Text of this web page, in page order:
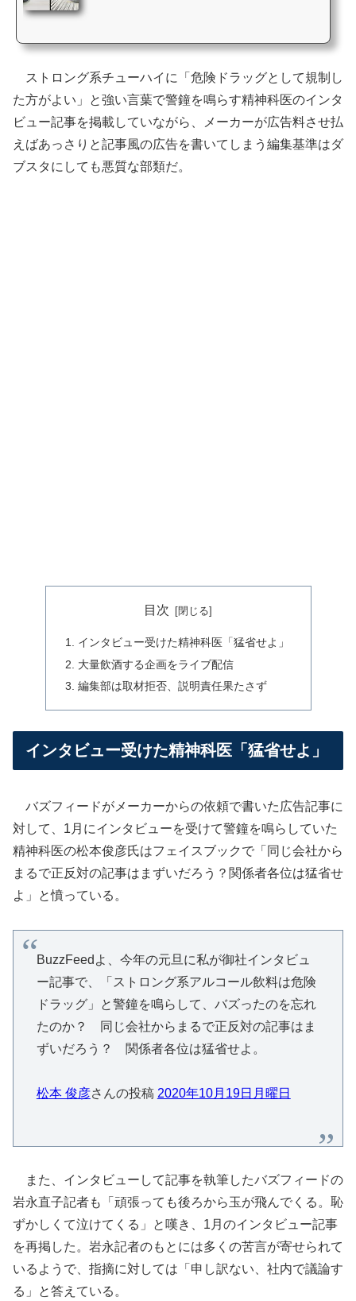
ストロング系チューハイに「危険ドラッグとして規制し
た方がよい」と強い言葉で警鐘を鳴らす精神科医のインタ
ビュー記事を掲載していながら、メーカーが広告料させ払
えばあっさりと記事風の広告を書いてしまう編集基準はダ
ブスタにしても悪質な部類だ。
目次
インタビュー受けた精神科医「猛省せよ」
大量飲酒する企画をライブ配信
編集部は取材拒否、説明責任果たさず
インタビュー受けた精神科医「猛省せよ」
バズフィードがメーカーからの依頼で書いた広告記事に
対して、1月にインタビューを受けて警鐘を鳴らしていた
精神科医の松本俊彦氏はフェイスブックで「同じ会社から
まるで正反対の記事はまずいだろう？関係者各位は猛省せ
よ」と憤っている。
BuzzFeedよ、今年の元旦に私が御社インタビュ
ー記事で、「ストロング系アルコール飲料は危険
ドラッグ」と警鐘を鳴らして、バズったのを忘れ
たのか？ 同じ会社からまるで正反対の記事はま
ずいだろう？ 関係者各位は猛省せよ。
松本 俊彦さんの投稿 2020年10月19日月曜日
また、インタビューして記事を執筆したバズフィードの
岩永直子記者も「頑張っても後ろから玉が飛んでくる。恥
ずかしくて泣けてくる」と嘆き、1月のインタビュー記事
を再掲した。岩永記者のもとには多くの苦言が寄せられて
いるようで、指摘に対しては「申し訳ない、社内で議論す
る」と答えている。